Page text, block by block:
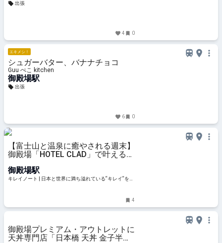
出張
4 0
エキメシ！
シュガーバター、バナナチョコ
Guu ぺこ kitchen
御殿場駅
出張
6 0
【富士山と温泉に癒やされる週末】
御殿場「HOTEL CLAD」で叶える大
御殿場駅
キレイノート | 日本と世界に満ち溢れている“キレイ“をさ
4
御殿場プレミアム・アウトレットに
天丼専門店「日本橋 天丼 金子半之